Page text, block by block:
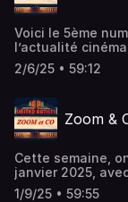
Voici le 5ème
l’actualité
2/6/25 • 59:12
Zoom &
Cette semaine,
janvier 2025,
« Zoom & Co » !!!
1/9/25 • 59:55